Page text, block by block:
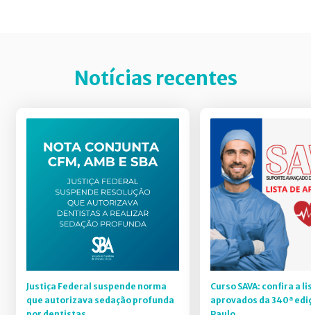
Notícias recentes
Justiça Federal suspende norma
que autorizava sedação profunda
Curso SAVA: confira a
aprovados da 340ª